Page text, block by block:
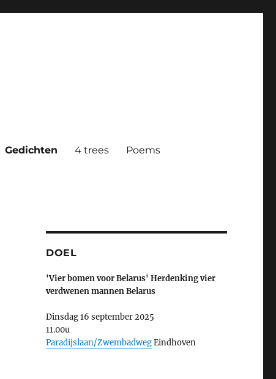
Gedichten 4 trees Poems
DOEL
'Vier bomen voor Belarus' Herdenking vier
verdwenen mannen Belarus
Dinsdag 16 september 2025
11.00u
Paradijslaan/ZwembadwegEindhoven